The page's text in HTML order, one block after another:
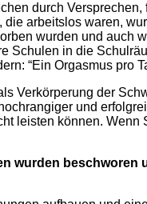
durch
arbeitslos waren,
wurden und auch
Schulen in die
“Ein Orgasmus pro
Verkörperung der
und
leisten können. Wenn
wurden beschworen